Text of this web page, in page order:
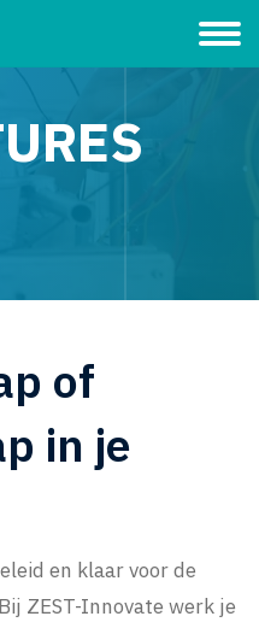
of
in je
en klaar voor de
ZEST-Innovate werk je